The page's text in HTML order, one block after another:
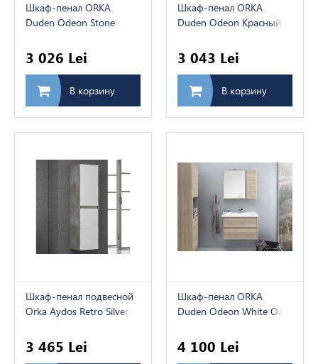
Шкаф-пенал ORKA
Duden Odeon Stone
(168x40x41021021см)
3 026 Lei
В корзину
Шкаф-пенал ORKA
Duden Odeon Красный
(168x40x41021021см)
3 043 Lei
В корзину
Шкаф-пенал подвесной
Orka Aydos Retro Silver
3 465 Lei
Шкаф-пенал ORKA
Duden Odeon White Oak
4 100 Lei